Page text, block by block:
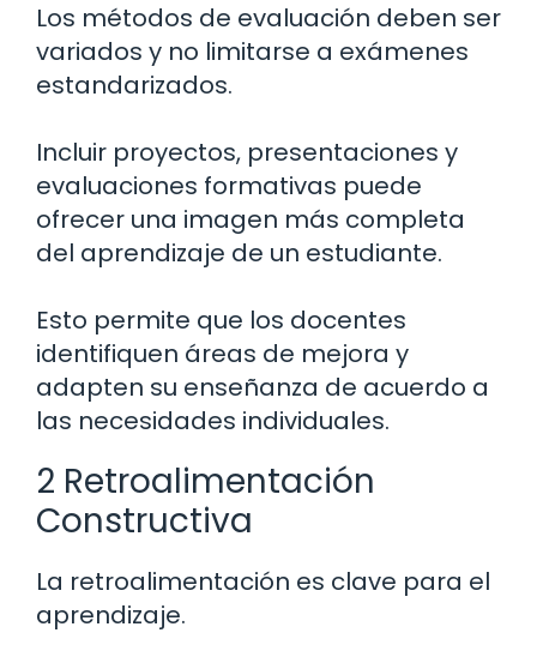
Los métodos de evaluación deben ser
variados y no limitarse a exámenes
estandarizados.
Incluir proyectos, presentaciones y
evaluaciones formativas puede
ofrecer una imagen más completa
del aprendizaje de un estudiante.
Esto permite que los docentes
identifiquen áreas de mejora y
adapten su enseñanza de acuerdo a
las necesidades individuales.
2 Retroalimentación
Constructiva
La retroalimentación es clave para el
aprendizaje.